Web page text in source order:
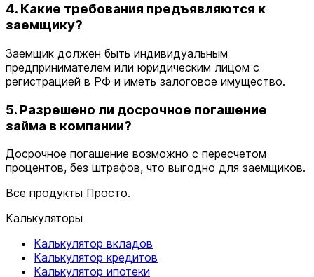
4. Какие требования предъявляются к
заемщику?
Заемщик должен быть индивидуальным
предпринимателем или юридическим лицом с
регистрацией в РФ и иметь залоговое имущество.
5. Разрешено ли досрочное погашение
займа в компании?
Досрочное погашение возможно с пересчетом
процентов, без штрафов, что выгодно для заемщиков.
Все продукты Просто.
Калькуляторы
Калькулятор вкладов
Калькулятор кредитов
Калькулятор ипотеки